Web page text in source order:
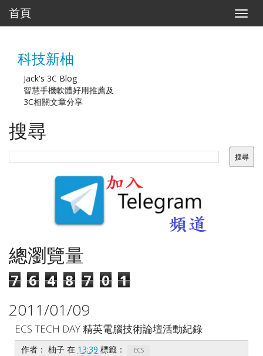
T
o
o
首頁
科技新柚
Jack's 3C Blog
智慧手機軟體好用推薦及
3C相關文章分享
搜尋
總瀏覽量
7 6 4 8 7 0 1
2011/01/09
ECS TECH DAY 精英電腦技術論壇活動紀錄
作者： 柚子 在 13:39 標籤： ECS